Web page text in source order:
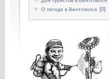
О погоде в Вентспилсе [0]